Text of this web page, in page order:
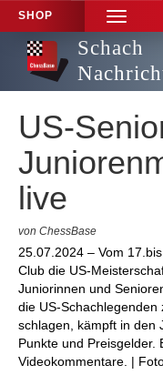
SHOP
TOGGLE
Schach
US-
live
von ChessBase
25.07.2024 – Vom
Club die US-
Juniorinnen und
die US-
schlagen, kämpft in den
Punkte und Preisgelder.
Videokommentare. |